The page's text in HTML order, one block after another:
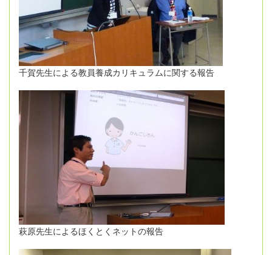
千賀先生による教員養成カリキュラムに関する報告
萩原先生によるほくとくネットの報告